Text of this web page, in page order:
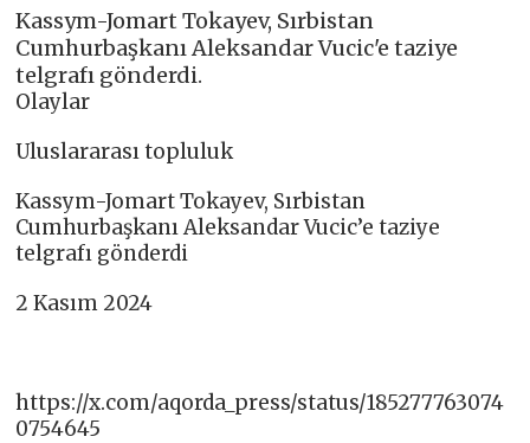
Kassym-Jomart Tokayev, Sırbistan
Cumhurbaşkanı Aleksandar Vucic'e taziye
telgrafı gönderdi.
Olaylar
Uluslararası topluluk
Kassym-Jomart Tokayev, Sırbistan
Cumhurbaşkanı Aleksandar Vucic’e taziye
telgrafı gönderdi
2 Kasım 2024
https://x.com/aqorda_press/status/185277763074
0754645